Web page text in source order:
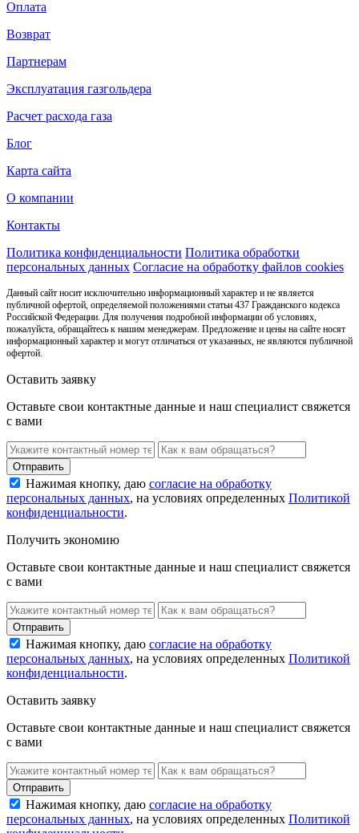
Оплата
Возврат
Партнерам
Эксплуатация газгольдера
Расчет расхода газа
Блог
Карта сайта
О компании
Контакты
Политика конфиденциальности Политика обработки
персональных данных Согласие на обработку файлов cookies
Данный сайт носит исключительно информационный характер и не является
публичной офертой, определяемой положениями статьи 437 Гражданского кодекса
Российской Федерации. Для получения подробной информации об условиях,
пожалуйста, обращайтесь к нашим менеджерам. Предложение и цены на сайте носят
информационный характер и могут отличаться от указанных, не являются публичной
офертой.
Оставить заявку
Оставьте свои контактные данные и наш специалист свяжется
с вами
Нажимая кнопку, даю согласие на обработку
персональных данных, на условиях определенных Политикой
конфиденциальности.
Получить экономию
Оставьте свои контактные данные и наш специалист свяжется
с вами
Нажимая кнопку, даю согласие на обработку
персональных данных, на условиях определенных Политикой
конфиденциальности.
Оставить заявку
Оставьте свои контактные данные и наш специалист свяжется
с вами
Нажимая кнопку, даю согласие на обработку
персональных данных, на условиях определенных Политикой